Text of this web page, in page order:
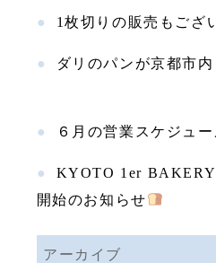
1枚切りの販売もござ
ダリのパンが京都市
６月の営業スケジュ
KYOTO 1er
開始のお知らせ
アーカイブ